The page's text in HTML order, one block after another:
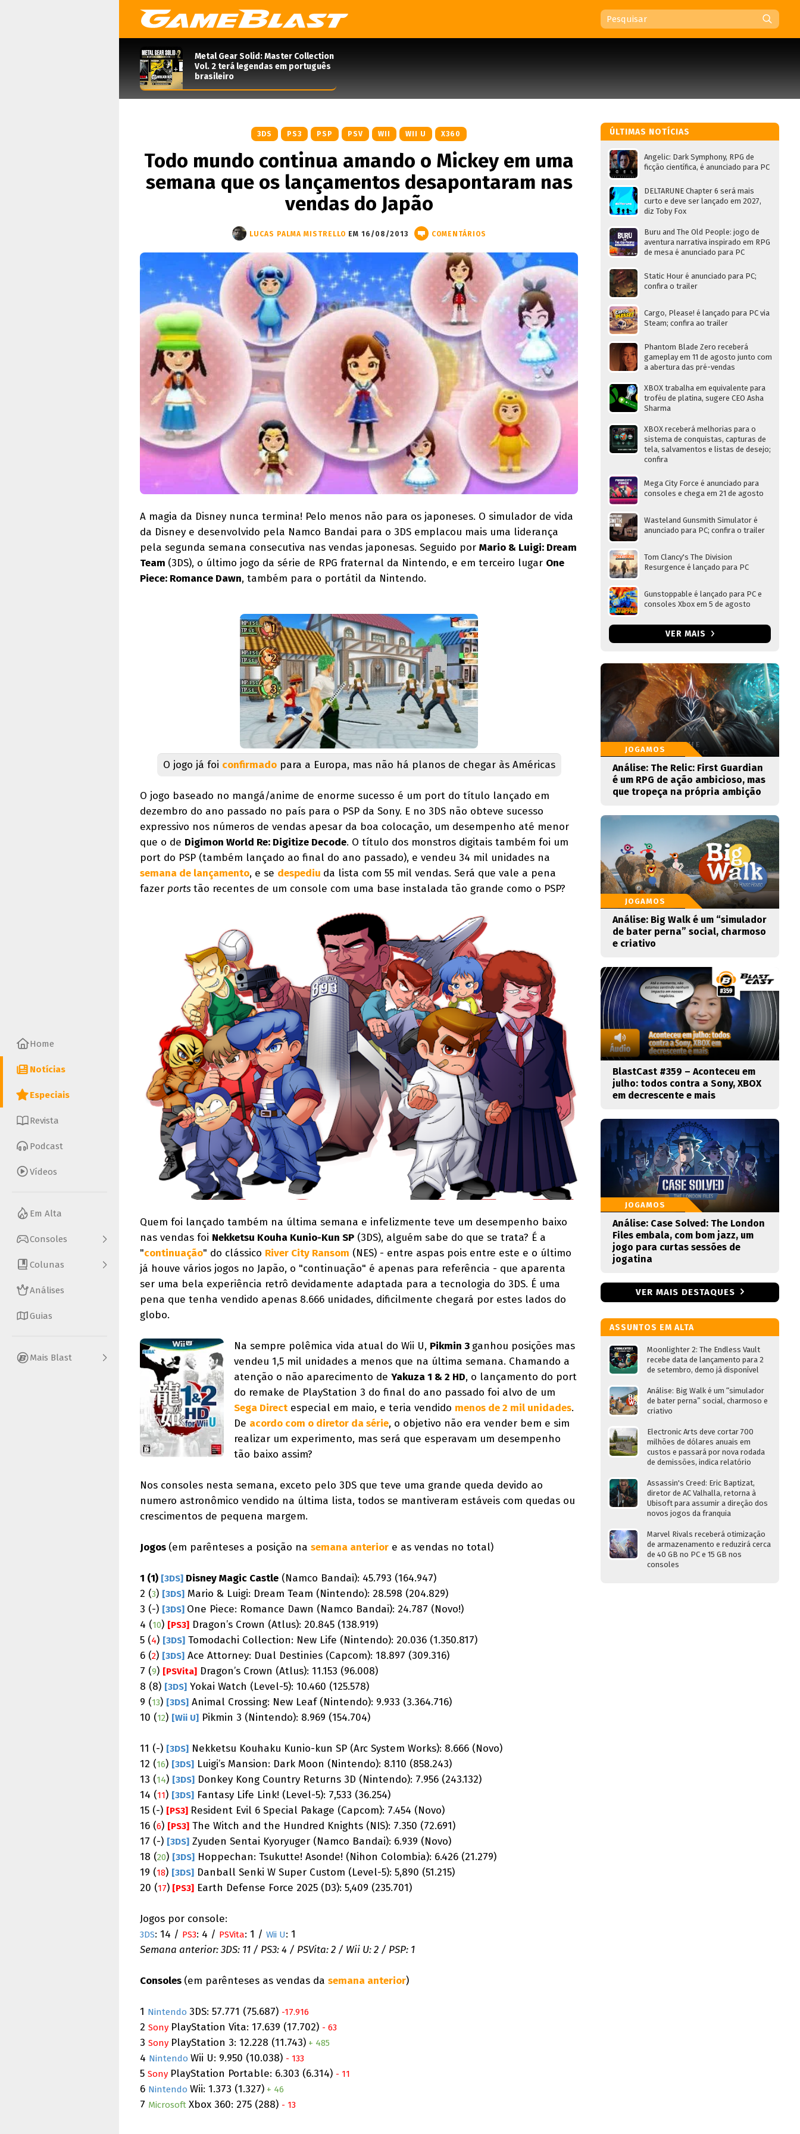
Home
Notícias
Especiais
Revista
Podcast
Vídeos
Em Alta
Consoles
Colunas
Análises
Guias
Mais Blast
Metal Gear Solid: Master Collection
Vol. 2 terá legendas em português
brasileiro
3DS PS3 PSP PSV WII WII U X360
Todo mundo continua amando o Mickey em uma
semana que os lançamentos desapontaram nas
vendas do Japão
LUCAS PALMA MISTRELLO EM 16/08/2013 COMENTÁRIOS
A magia da Disney nunca termina! Pelo menos não para os japoneses. O simulador de vida
da Disney e desenvolvido pela Namco Bandai para o 3DS emplacou mais uma liderança
pela segunda semana consecutiva nas vendas japonesas. Seguido por Mario & Luigi: Dream
Team (3DS), o último jogo da série de RPG fraternal da Nintendo, e em terceiro lugar One
Piece: Romance Dawn, também para o portátil da Nintendo.
O jogo já foi confirmadopara a Europa, mas não há planos de chegar às Américas
O jogo baseado no mangá/anime de enorme sucesso é um port do título lançado em
dezembro do ano passado no país para o PSP da Sony. E no 3DS não obteve sucesso
expressivo nos números de vendas apesar da boa colocação, um desempenho até menor
que o de Digimon World Re: Digitize Decode. O título dos monstros digitais também foi um
port do PSP (também lançado ao final do ano passado), e vendeu 34 mil unidades na
semana de lançamento, e se despediu da lista com 55 mil vendas. Será que vale a pena
fazer portstão recentes de um console com uma base instalada tão grande como o PSP?
Quem foi lançado também na última semana e infelizmente teve um desempenho baixo
nas vendas foi Nekketsu Kouha Kunio-Kun SP (3DS), alguém sabe do que se trata? É a
"continuação" do clássico River City Ransom (NES) - entre aspas pois entre este e o último
já houve vários jogos no Japão, o "continuação" é apenas para referência - que aparenta
ser uma bela experiência retrô devidamente adaptada para a tecnologia do 3DS. É uma
pena que tenha vendido apenas 8.666 unidades, dificilmente chegará por estes lados do
globo.
Na sempre polêmica vida atual do Wii U, Pikmin 3 ganhou posições mas
vendeu 1,5 mil unidades a menos que na última semana. Chamando a
atenção o não aparecimento de Yakuza 1 & 2 HD, o lançamento do port
do remake de PlayStation 3 do final do ano passado foi alvo de um
Sega Directespecial em maio, e teria vendido menos de 2 mil unidades.
De acordo com o diretor da série, o objetivo não era vender bem e sim
realizar um experimento, mas será que esperavam um desempenho
tão baixo assim?
Nos consoles nesta semana, exceto pelo 3DS que teve uma grande queda devido ao
numero astronômico vendido na última lista, todos se mantiveram estáveis com quedas ou
crescimentos de pequena margem.
Jogos (em parênteses a posição na semana anterior e as vendas no total)
1 (1) [3DS] Disney Magic Castle (Namco Bandai): 45.793 (164.947)
2 (3) [3DS] Mario & Luigi: Dream Team (Nintendo): 28.598 (204.829)
3 (-) [3DS] One Piece: Romance Dawn (Namco Bandai): 24.787 (Novo!)
4 (10) [PS3] Dragon’s Crown (Atlus): 20.845 (138.919)
5 (4) [3DS] Tomodachi Collection: New Life (Nintendo): 20.036 (1.350.817)
6 (2) [3DS] Ace Attorney: Dual Destinies (Capcom): 18.897 (309.316)
7 (9) [PSVita] Dragon’s Crown (Atlus): 11.153 (96.008)
8 (8) [3DS] Yokai Watch (Level-5): 10.460 (125.578)
9 (13) [3DS] Animal Crossing: New Leaf (Nintendo): 9.933 (3.364.716)
10 (12) [Wii U] Pikmin 3 (Nintendo): 8.969 (154.704)
11 (-) [3DS] Nekketsu Kouhaku Kunio-kun SP (Arc System Works): 8.666 (Novo)
12 (16) [3DS] Luigi’s Mansion: Dark Moon (Nintendo): 8.110 (858.243)
13 (14) [3DS] Donkey Kong Country Returns 3D (Nintendo): 7.956 (243.132)
14 (11) [3DS] Fantasy Life Link! (Level-5): 7,533 (36.254)
15 (-) [PS3] Resident Evil 6 Special Pakage (Capcom): 7.454 (Novo)
16 (6) [PS3] The Witch and the Hundred Knights (NIS): 7.350 (72.691)
17 (-) [3DS] Zyuden Sentai Kyoryuger (Namco Bandai): 6.939 (Novo)
18 (20) [3DS] Hoppechan: Tsukutte! Asonde! (Nihon Colombia): 6.426 (21.279)
19 (18) [3DS] Danball Senki W Super Custom (Level-5): 5,890 (51.215)
20 (17) [PS3] Earth Defense Force 2025 (D3): 5,409 (235.701)
Jogos por console:
3DS: 14 / PS3: 4 / PSVita: 1 / Wii U: 1
Semana anterior: 3DS: 11 / PS3: 4 / PSVita: 2 / Wii U: 2 / PSP: 1
Consoles (em parênteses as vendas da semana anterior)
1 Nintendo 3DS: 57.771 (75.687) -17.916
2 Sony PlayStation Vita: 17.639 (17.702) - 63
3 Sony PlayStation 3: 12.228 (11.743) + 485
4 Nintendo Wii U: 9.950 (10.038) - 133
5 Sony PlayStation Portable: 6.303 (6.314) - 11
6 Nintendo Wii: 1.373 (1.327) + 46
7 Microsoft Xbox 360: 275 (288) - 13
ÚLTIMAS NOTÍCIAS
Angelic: Dark Symphony, RPG de
ficção científica, é anunciado para PC
DELTARUNE Chapter 6 será mais
curto e deve ser lançado em 2027,
diz Toby Fox
Buru and The Old People: jogo de
aventura narrativa inspirado em RPG
de mesa é anunciado para PC
Static Hour é anunciado para PC;
confira o trailer
Cargo, Please! é lançado para PC via
Steam; confira ao trailer
Phantom Blade Zero receberá
gameplay em 11 de agosto junto com
a abertura das pré-vendas
XBOX trabalha em equivalente para
troféu de platina, sugere CEO Asha
Sharma
XBOX receberá melhorias para o
sistema de conquistas, capturas de
tela, salvamentos e listas de desejo;
confira
Mega City Force é anunciado para
consoles e chega em 21 de agosto
Wasteland Gunsmith Simulator é
anunciado para PC; confira o trailer
Tom Clancy's The Division
Resurgence é lançado para PC
Gunstoppable é lançado para PC e
consoles Xbox em 5 de agosto
VER MAIS
JOGAMOS
Análise: The Relic: First Guardian
é um RPG de ação ambicioso, mas
que tropeça na própria ambição
JOGAMOS
Análise: Big Walk é um “simulador
de bater perna” social, charmoso
e criativo
BlastCast #359 – Aconteceu em
julho: todos contra a Sony, XBOX
em decrescente e mais
JOGAMOS
Análise: Case Solved: The London
Files embala, com bom jazz, um
jogo para curtas sessões de
jogatina
VER MAIS DESTAQUES
ASSUNTOS EM ALTA
Moonlighter 2: The Endless Vault
recebe data de lançamento para 2
de setembro, demo já disponível
Análise: Big Walk é um “simulador
de bater perna” social, charmoso e
criativo
Electronic Arts deve cortar 700
milhões de dólares anuais em
custos e passará por nova rodada
de demissões, indica relatório
Assassin's Creed: Eric Baptizat,
diretor de AC Valhalla, retorna à
Ubisoft para assumir a direção dos
novos jogos da franquia
Marvel Rivals receberá otimização
de armazenamento e reduzirá cerca
de 40 GB no PC e 15 GB nos
consoles